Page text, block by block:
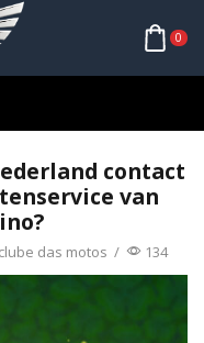
0
contact
van
clube das motos / 134